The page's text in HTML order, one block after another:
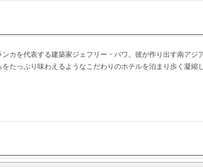
ンカを代表する建築家ジェフリー・バワ。彼が作り出す南アジ
たっぷり味わえるようなこだわりのホテルを泊まり歩く凝縮